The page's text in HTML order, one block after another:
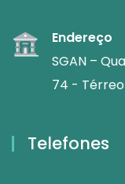
Endereço
SGAN –
74 - Térreo
Telefones